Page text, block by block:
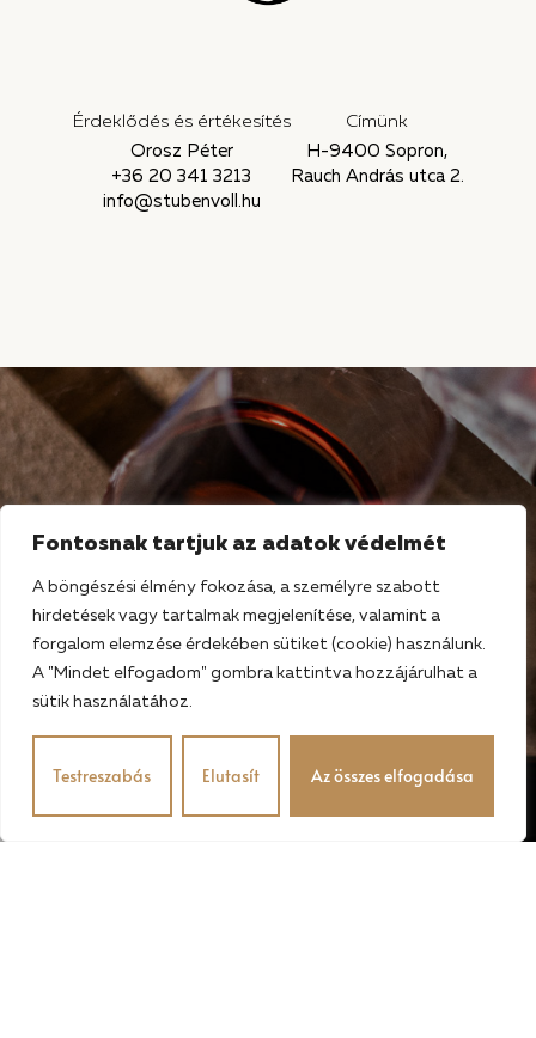
Fontosnak tartjuk az adatok védelmét
A böngészési élmény fokozása, a személyre szabott
hirdetések vagy tartalmak megjelenítése, valamint a
forgalom elemzése érdekében sütiket (cookie) használunk.
A "Mindet elfogadom" gombra kattintva hozzájárulhat a
sütik használatához.
Testreszabás Elutasít Az összes elfogadása
Érdeklődés és értékesítés
Orosz Péter
+36 20 341 3213
info@stubenvoll.hu
Címünk
H-9400 Sopron,
Rauch András utca 2.